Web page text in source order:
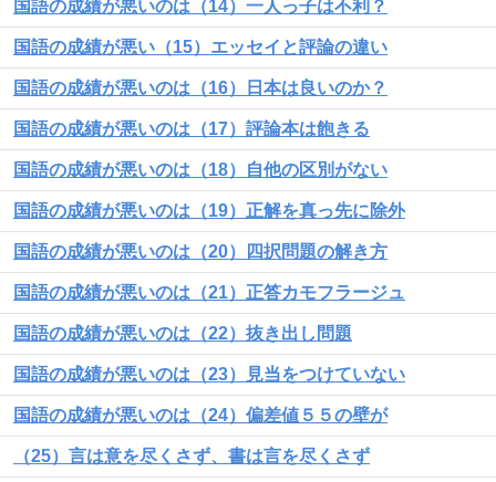
国語の成績が悪いのは（14）一人っ子は不利？
国語の成績が悪い（15）エッセイと評論の違い
国語の成績が悪いのは（16）日本は良いのか？
国語の成績が悪いのは（17）評論本は飽きる
国語の成績が悪いのは（18）自他の区別がない
国語の成績が悪いのは（19）正解を真っ先に除外
国語の成績が悪いのは（20）四択問題の解き方
国語の成績が悪いのは（21）正答カモフラージュ
国語の成績が悪いのは（22）抜き出し問題
国語の成績が悪いのは（23）見当をつけていない
国語の成績が悪いのは（24）偏差値５５の壁が
（25）言は意を尽くさず、書は言を尽くさず